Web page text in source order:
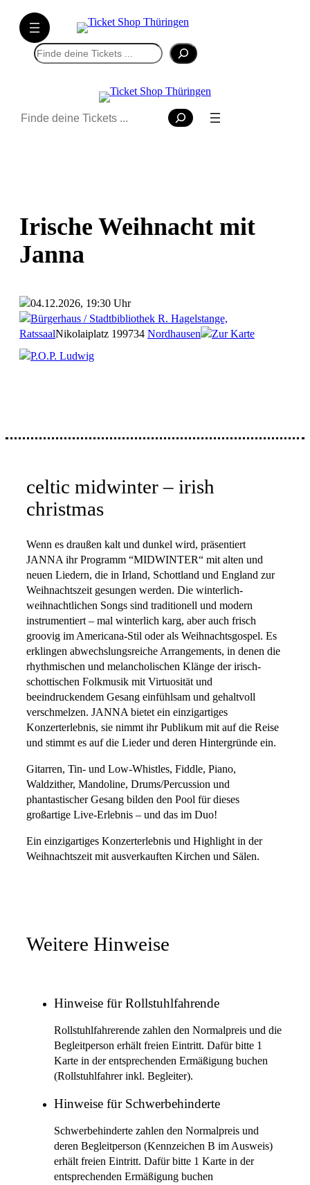
Suchen
Suchen
Irische Weihnacht mit
Janna
04.12.2026, 19:30 Uhr
Bürgerhaus / Stadtbibliothek R. Hagelstange,
RatssaalNikolaiplatz 199734 Nordhausen
Zur Karte
P.O.P. Ludwig
celtic midwinter – irish
christmas
Wenn es draußen kalt und dunkel wird, präsentiert
JANNA ihr Programm “MIDWINTER“ mit alten und
neuen Liedern, die in Irland, Schottland und England zur
Weihnachtszeit gesungen werden. Die winterlich-
weihnachtlichen Songs sind traditionell und modern
instrumentiert – mal winterlich karg, aber auch frisch
groovig im Americana-Stil oder als Weihnachtsgospel. Es
erklingen abwechslungsreiche Arrangements, in denen die
rhythmischen und melancholischen Klänge der irisch-
schottischen Folkmusik mit Virtuosität und
beeindruckendem Gesang einfühlsam und gehaltvoll
verschmelzen. JANNA bietet ein einzigartiges
Konzerterlebnis, sie nimmt ihr Publikum mit auf die Reise
und stimmt es auf die Lieder und deren Hintergründe ein.
Gitarren, Tin- und Low-Whistles, Fiddle, Piano,
Waldzither, Mandoline, Drums/Percussion und
phantastischer Gesang bilden den Pool für dieses
großartige Live-Erlebnis – und das im Duo!
Ein einzigartiges Konzerterlebnis und Highlight in der
Weihnachtszeit mit ausverkauften Kirchen und Sälen.
Weitere Hinweise
Hinweise für Rollstuhlfahrende
Rollstuhlfahrerende zahlen den Normalpreis und die
Begleitperson erhält freien Eintritt. Dafür bitte 1
Karte in der entsprechenden Ermäßigung buchen
(Rollstuhlfahrer inkl. Begleiter).
Hinweise für Schwerbehinderte
Schwerbehinderte zahlen den Normalpreis und
deren Begleitperson (Kennzeichen B im Ausweis)
erhält freien Eintritt. Dafür bitte 1 Karte in der
entsprechenden Ermäßigung buchen